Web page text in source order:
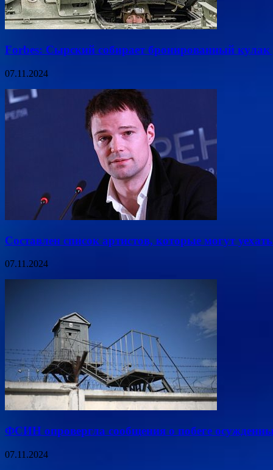
Forbes: Сырский собирает бронированный
07.11.2024
Составлен список артистов, которые могут
07.11.2024
ФСИН опровергла сообщения о побеге
07.11.2024